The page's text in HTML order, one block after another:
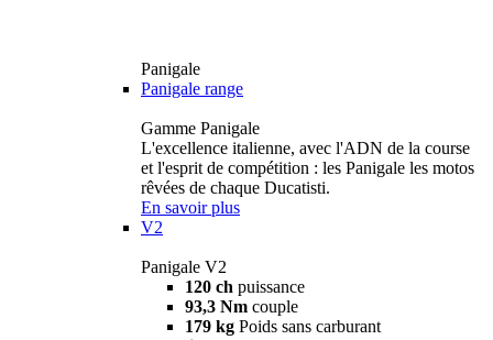
Panigale
Panigale range
Gamme Panigale
L'excellence italienne, avec l'ADN de la course
et l'esprit de compétition : les Panigale les motos
rêvées de chaque Ducatisti.
En savoir plus
V2
Panigale V2
120 ch puissance
93,3 Nm couple
179 kg Poids sans carburant